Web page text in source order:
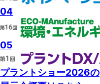
04
05
プラントショー2026の